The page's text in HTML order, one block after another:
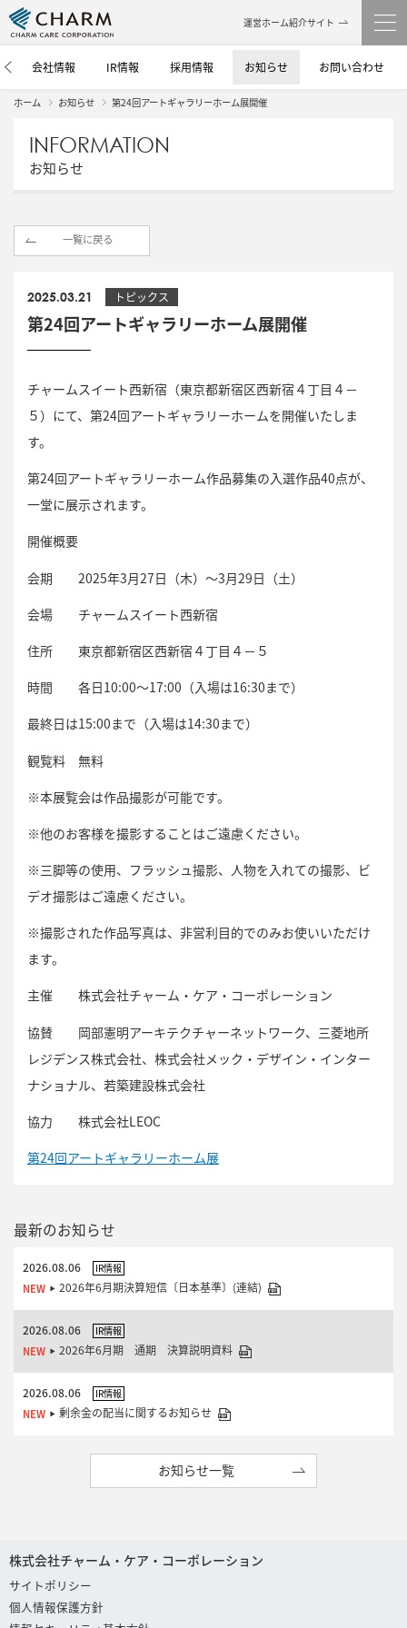
運営ホーム紹介サイト
会社情報 IR情報 採用情報 お知らせ お問い合わせ
ホーム お知らせ 第24回アートギャラリーホーム展開催
INFORMATION
お知らせ
一覧に戻る
2025.03.21 トピックス
第24回アートギャラリーホーム展開催
チャームスイート西新宿（東京都新宿区西新宿４丁目４－
５）にて、第24回アートギャラリーホームを開催いたしま
す。
第24回アートギャラリーホーム作品募集の入選作品40点が、
一堂に展示されます。
開催概要
会期 2025年3月27日（木）～3月29日（土）
会場 チャームスイート西新宿
住所 東京都新宿区西新宿４丁目４－５
時間 各日10:00～17:00（入場は16:30まで）
最終日は15:00まで（入場は14:30まで）
観覧料 無料
※本展覧会は作品撮影が可能です。
※他のお客様を撮影することはご遠慮ください。
※三脚等の使用、フラッシュ撮影、人物を入れての撮影、ビ
デオ撮影はご遠慮ください。
※撮影された作品写真は、非営利目的でのみお使いいただけ
ます。
主催 株式会社チャーム・ケア・コーポレーション
協賛 岡部憲明アーキテクチャーネットワーク、三菱地所
レジデンス株式会社、株式会社メック・デザイン・インター
ナショナル、若築建設株式会社
協力 株式会社LEOC
第24回アートギャラリーホーム展
最新のお知らせ
2026.08.06 IR情報
2026年6月期決算短信〔日本基準〕(連結)
2026.08.06 IR情報
2026年6月期 通期 決算説明資料
2026.08.06 IR情報
剰余金の配当に関するお知らせ
お知らせ一覧
株式会社チャーム・ケア・コーポレーション
サイトポリシー
個人情報保護方針